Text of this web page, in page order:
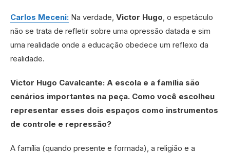
Carlos Meceni: Na verdade, Victor Hugo , o espetáculo
não se trata de refletir sobre uma opressão datada e sim
uma realidade onde a educação obedece um reflexo da
realidade.
Victor Hugo Cavalcante: A escola e a família são
cenários importantes na peça. Como você escolheu
representar esses dois espaços como instrumentos
de controle e repressão?
A família (quando presente e formada), a religião e a